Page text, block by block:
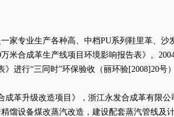
家专业生产各种高、中档PU系列鞋里革、
米合成革生产线项目环境影响报告表》。
进行“三同时”环保验收（丽环验[2008]20
革升级改造项目》，浙江永发合成革有限
设备煤改蒸汽改造，建设配套蒸汽管线及